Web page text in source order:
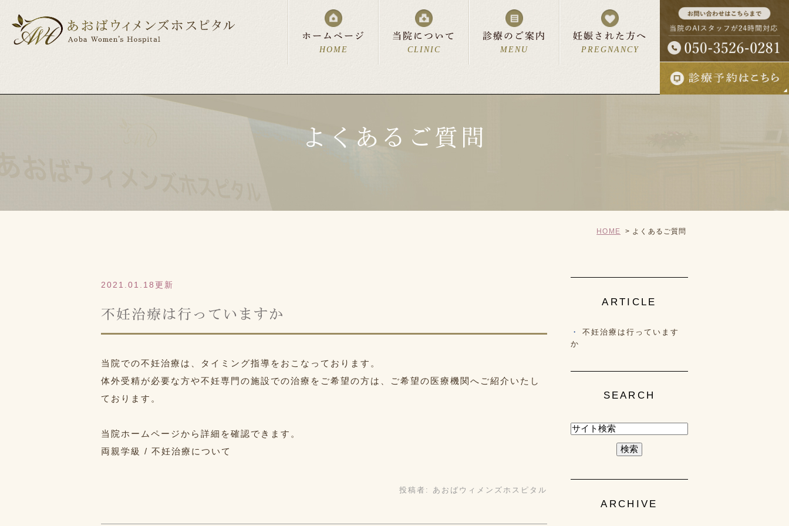
ホームページ
HOME
当院について
CLINIC
診療時間・アクセス リンク集
診療のご案内
MENU
美容皮膚科 中絶について
妊娠された方へ
PREGNANCY
費用について よくあるご質問
スペシャルサポート 分娩室「cocoon」について
よくあるご質問
HOME よくあるご質問
2021.01.18更新
不妊治療は行っていますか
当院での不妊治療は、タイミング指導をおこなっております。
体外受精が必要な方や不妊専門の施設での治療をご希望の方は、ご希望の医療機関へご紹介いたし
ております。
当院ホームページから詳細を確認できます。
両親学級 / 不妊治療について
投稿者: あおばウィメンズホスピタル
ARTICLE
不妊治療は行っています
か
SEARCH
ARCHIVE